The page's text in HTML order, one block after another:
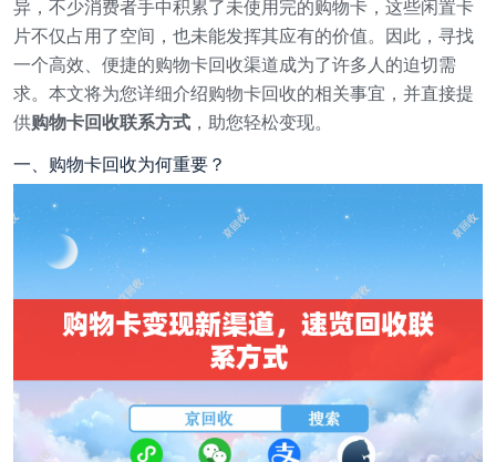
异，不少消费者手中积累了未使用完的购物卡，这些闲置卡
片不仅占用了空间，也未能发挥其应有的价值。因此，寻找
一个高效、便捷的购物卡回收渠道成为了许多人的迫切需
求。本文将为您详细介绍购物卡回收的相关事宜，并直接提
供购物卡回收联系方式 ，助您轻松变现。
一、购物卡回收为何重要？